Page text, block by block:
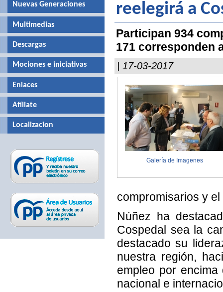
reelegirá a
Participan 934
171 corresponden
| 17-03-2017
Galería de Imagenes
compromisarios y
Núñez ha
Cospedal sea la
destacado su
nuestra región,
empleo por
nacional e
Nuevas Generaciones
Multimedias
Descargas
Mociones e iniciativas
Enlaces
Afíliate
Localizacion